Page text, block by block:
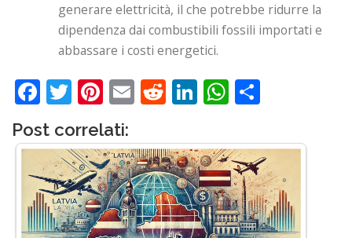
generare elettricità, il che potrebbe ridurre la
dipendenza dai combustibili fossili importati e
abbassare i costi energetici.
Facebook
Twitter
Pinterest
EmailReddit
LinkedIn
WhatsApp
Post correlati: